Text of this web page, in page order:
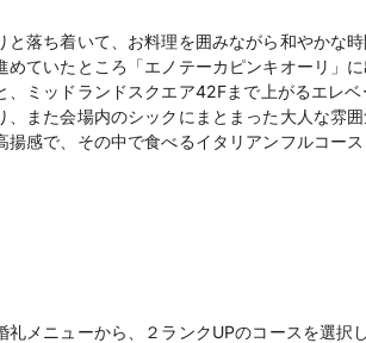
落ち着いて、お料理を囲みながら和やかな
めていたところ「エノテーカピンキオーリ」
、ミッドランドスクエア42Fまで上がるエレ
、また会場内のシックにまとまった大人な雰
感で、その中で食べるイタリアンフルコー
メニューから、２ランクUPのコースを選択